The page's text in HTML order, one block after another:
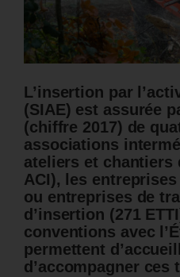
L’insertion par
(SIAE) est assurée
(chiffre 2017) de
associations
ateliers et chantiers
ACI), les
ou entreprises de
d’insertion (271
conventions avec
permettent
d’accompagner ces